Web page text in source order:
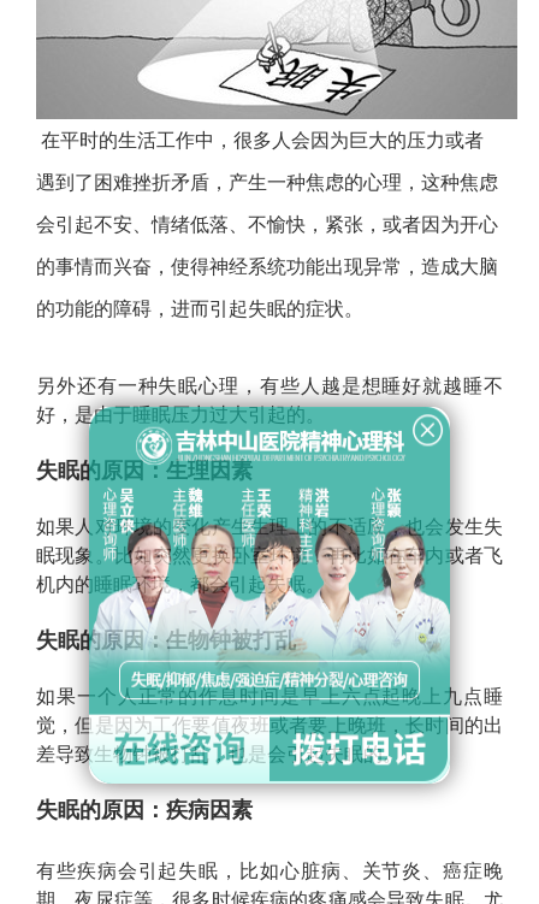
在平时的生活工作中，很多人会因为巨大的压力或者
遇到了困难挫折矛盾，产生一种焦虑的心理，这种焦虑
会引起不安、情绪低落、不愉快，紧张，或者因为开心
的事情而兴奋，使得神经系统功能出现异常，造成大脑
的功能的障碍，进而引起失眠的症状。
另外还有一种失眠心理，有些人越是想睡好就越睡不
好，是由于睡眠压力过大引起的。
失眠的原因：生理因素
如果人对环境的变化产生生理上的不适应，也会发生失
眠现象。比如突然更换卧室环境，再比如在车内或者飞
机内的睡眠环境，都会引起失眠。
失眠的原因：生物钟被打乱
如果一个人正常的作息时间是早上六点起晚上九点睡
觉，但是因为工作要值夜班或者要上晚班，长时间的出
差导致生物钟被打乱，也是会引起失眠的。
失眠的原因：疾病因素
有些疾病会引起失眠，比如心脏病、关节炎、癌症晚
期、夜尿症等，很多时候疾病的疼痛感会导致失眠。尤